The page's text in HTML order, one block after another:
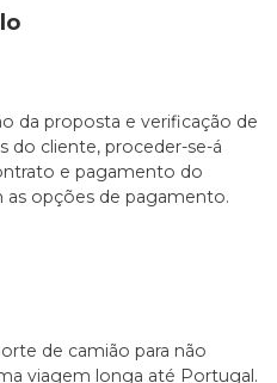
da proposta e verificação de
do cliente, proceder-se-á
e pagamento do
opções de pagamento.
de camião para não
viagem longa até Portugal.